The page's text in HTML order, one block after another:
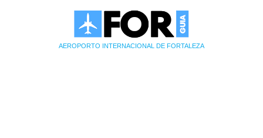
AEROPORTO INTERNACIONAL DE FORTALEZA